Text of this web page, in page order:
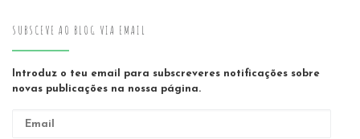
SUBSCEVE AO BLOG VIA EMAIL
Introduz o teu email para subscreveres notificações sobre
novas publicações na nossa página.